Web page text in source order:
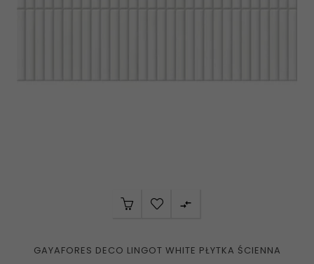

GAYAFORES DECO LINGOT WHITE PŁYTKA ŚCIENNA